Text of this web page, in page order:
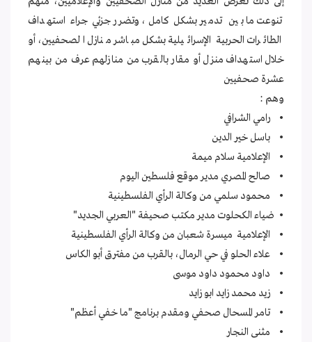
تنوعت ما بين تدمير بشكل كامل، وتضرر جزئي جراء استهداف
الطائرات الحربية الإسرائيلية بشكل مباشر منازل الصحفيين، أو
خلال استهداف منزل أو مقار بالقرب من منازلهم عرف من بينهم
عشرة صحفيين
وهم :
• رامي الشرافي
• باسل خير الدين
• الإعلامية سلام ميمة
• صالح المصري مدير موقع فلسطين اليوم
• محمود سلمي من وكالة الرأي الفلسطينية
• ضياء الكحلوت مدير مكتب صحيفة "العربي الجديد"
• الإعلامية ميسرة شعبان من وكالة الرأي الفلسطينية
• علاء الحلو في حي الرمال، بالقرب من مفترق أبو الكاس
• داود محمود داود موسى
• زيد محمد زايد ابو زايد
• تامر المسحال صحفي ومقدم برنامج "ما خفي أعظم"
• مثنى النجار